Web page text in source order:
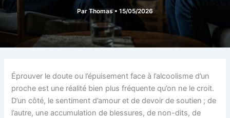
Par Thomas• 15/05/2026
Éprouver le doute ou l’épuisement face à l’alcoolisme d’un
proche est une réalité bien plus fréquente qu’on ne le croit.
D’un côté, le sentiment d’amour et de devoir de soutien ; de
l’autre, une accumulation de blessures, de non-dits, de